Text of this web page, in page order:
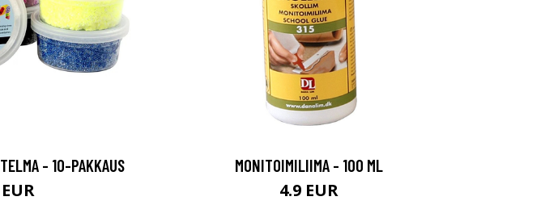
- 10-PAKKAUS MONITOIMILIIMA - 100 ML
4.9 EUR